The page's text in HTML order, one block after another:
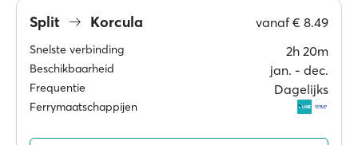
Split Korcula vanaf€ 8.49
Snelste verbinding 2h 20m
Beschikbaarheid jan. ‐ dec.
Frequentie Dagelijks
Ferrymaatschappijen